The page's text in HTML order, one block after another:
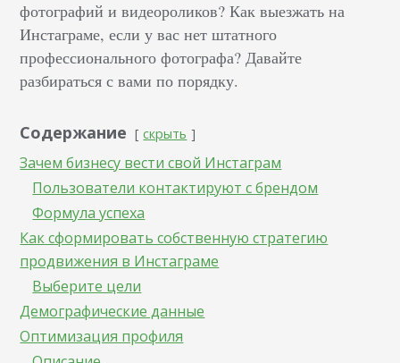
фотографий и видеороликов? Как выезжать на
Инстаграме, если у вас нет штатного
профессионального фотографа? Давайте
разбираться с вами по порядку.
Содержание скрыть
Зачем бизнесу вести свой Инстаграм
Пользователи контактируют с брендом
Формула успеха
Как сформировать собственную стратегию
продвижения в Инстаграме
Выберите цели
Демографические данные
Оптимизация профиля